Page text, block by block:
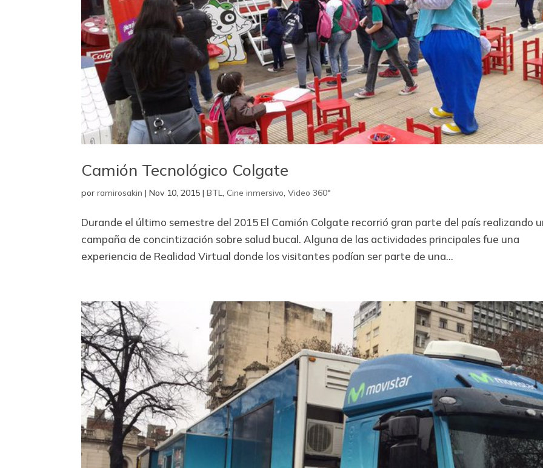
Camión Tecnológico Colgate
porramirosakin |Nov 10, 2015 |BTL,Cine inmersivo,Video 360°
Durande el último semestre del 2015 El Camión Colgate recorrió gran parte del país realizando
campaña de concintización sobre salud bucal. Alguna de las actividades principales fue una
experiencia de Realidad Virtual donde los visitantes podían ser parte de una...